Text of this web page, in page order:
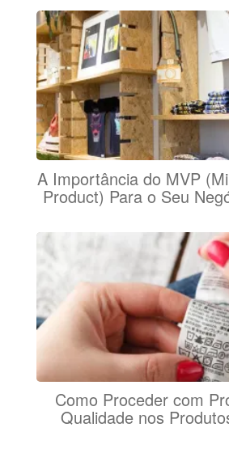
A Importância do MVP
Product) Para o Seu
Como Proceder com
Qualidade nos